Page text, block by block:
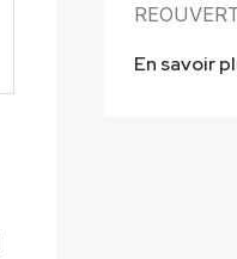
En savoir